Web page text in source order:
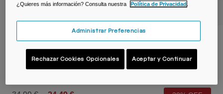
Ver todo
Botella infantil Thrive™ Flip Straw 350 ml
– térmica de acero inoxidable
N.º de artículo38170-C87-OS
¿Quieres más información? Consulta nuestra
Política de Privacidad
Administrar Preferencias
Rechazar Cookies Opcionales Aceptar y Continuar